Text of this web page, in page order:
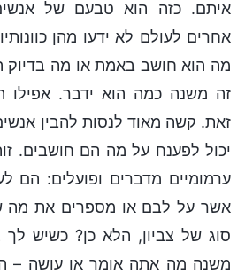
איתם. כזה הוא טבעם של
אחרים לעולם לא ידעו מהן
מה הוא חושב באמת או מה בדיוק
זה משנה כמה הוא ידבר. אפילו
זאת. קשה מאוד לנסות להבין
יכול לפענח על מה הם חושבים.
ערמומיים מדברים ופועלים: הם
אשר על לבם או מספרים את מה
סוג של צביון, הלא כן? כשיש לך
משנה מה אתה אומר או עושה –